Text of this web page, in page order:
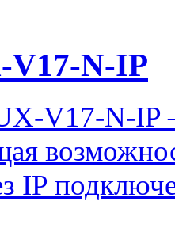
N-IP
V17-N-IP
IP